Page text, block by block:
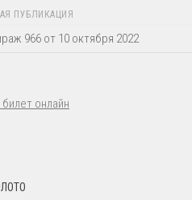
ПУБЛИКАЦИЯ
966 от 10 октября 2022